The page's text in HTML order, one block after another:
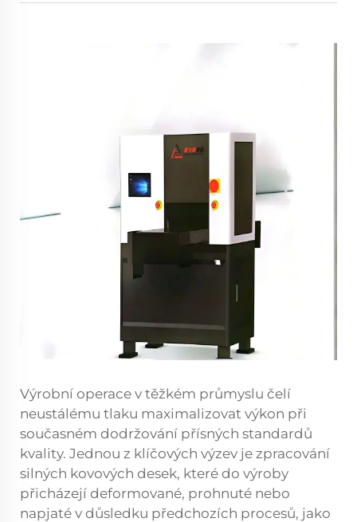
Výrobní operace v těžkém průmyslu čelí
neustálému tlaku maximalizovat výkon při
současném dodržování přísných standardů
kvality. Jednou z klíčových výzev je zpracování
silných kovových desek, které do výroby
přicházejí deformované, prohnuté nebo
napjaté v důsledku předchozích procesů, jako